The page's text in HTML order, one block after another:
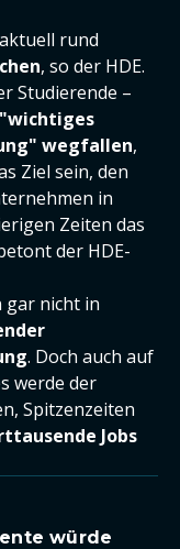
rund
, so der HDE.
Studierende –
"wichtiges
wegfallen,
Ziel sein, den
in
Zeiten das
der HDE-
gar nicht in
. Doch auch auf
werde der
Spitzenzeiten
Jobs
würde